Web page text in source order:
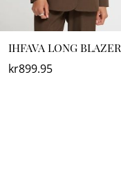
IHFAVA LONG BLAZER
kr899.95